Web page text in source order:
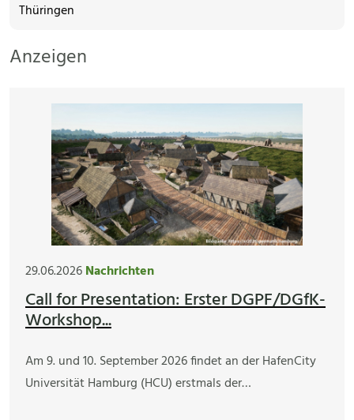
Thüringen
Anzeigen
29.06.2026Nachrichten
Call for Presentation: Erster DGPF/DGfK-
Workshop...
Am 9. und 10. September 2026 findet an der HafenCity
Universität Hamburg (HCU) erstmals der…